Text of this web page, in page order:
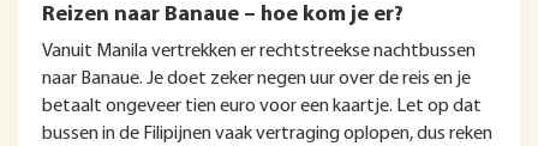
Reizen naar Banaue – hoe kom je er?
Vanuit Manila vertrekken er rechtstreekse nachtbussen
naar Banaue. Je doet zeker negen uur over de reis en je
betaalt ongeveer tien euro voor een kaartje. Let op dat
bussen in de Filipijnen vaak vertraging oplopen, dus reken